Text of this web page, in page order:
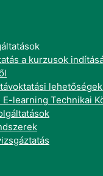
a kurzusok
E-learning Technikai